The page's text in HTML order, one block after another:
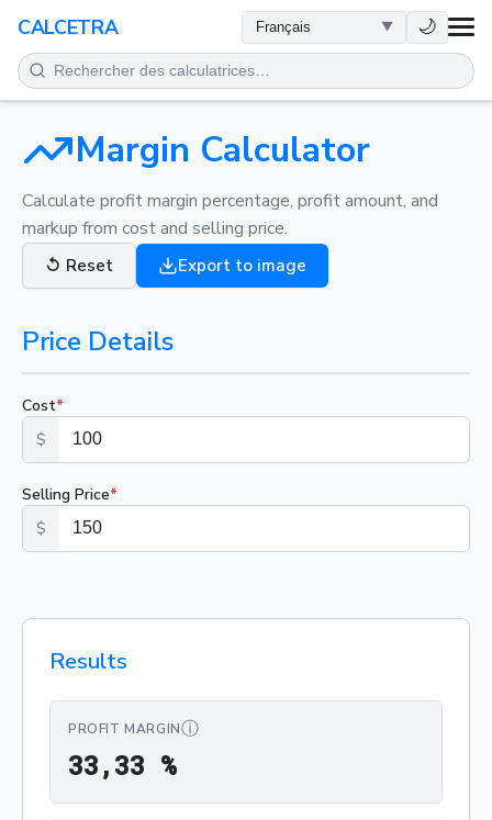
CALCETRA 🌙
MATHÉMATIQUES
CONVERSIONS
SCIENCE
QUOTIDIEN
Margin Calculator
Calculate profit margin percentage, profit amount, and
markup from cost and selling price.
↺ Reset Export to image
Price Details
Cost*
$
Selling Price*
$
Results
PROFIT MARGINⓘ
33,33 %33,33 %